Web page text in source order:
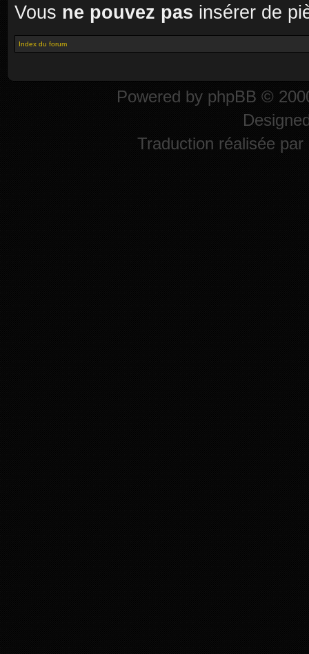
Vous ne pouvez pas insérer de
Index du forum
Powered by phpBB ©
Traduction réalisée par